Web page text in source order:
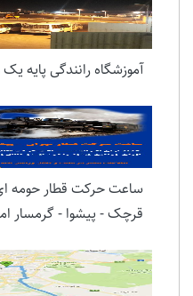
آموزشگاه رانندگی پایه
ساعت حرکت قطار حومه
قرچک - پیشوا - گرمسار